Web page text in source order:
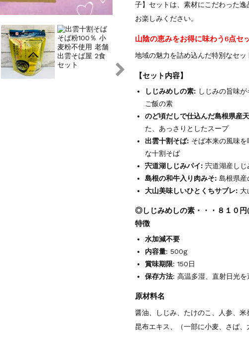
子】セットは、素材にこだわった
お楽しみください。
山陰の恵みをお得に味わう6点セ
地域の魅力を詰め込んだ特別なセッ
【セット内容】
しじみめしの素: しじみの旨味
ご飯の素
のど頃だしで仕込んだ島根県産
た、あっさりとしたスープ
出雲十割そば: そば本来の風味
な十割そば
宍道湖しじみパイ: 宍道湖産しじ
島根の和牛入り肉みそ: 島根県産
大山美味しいひとくちサブレ: 大
◎しじみめしの素・・・８１０円
特徴
水加減不要
内容量: 500g
賞味期限: 150日
保存方法: 高温多湿、直射日光を
原材料名
醤油、しじみ、たけのこ、人参、米
昆布エキス、（一部に小麦、さば、